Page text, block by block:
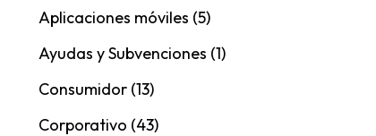
Aplicaciones móviles (5)
Ayudas y Subvenciones (1)
Consumidor (13)
Corporativo (43)